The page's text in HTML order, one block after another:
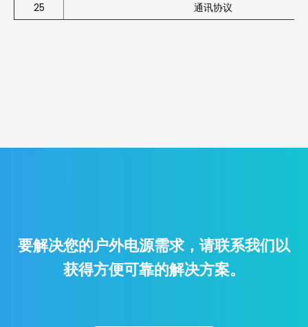
25 通讯协议
要解决您的户外电源需求，请联系我们以
获得方便可靠的解决方案。